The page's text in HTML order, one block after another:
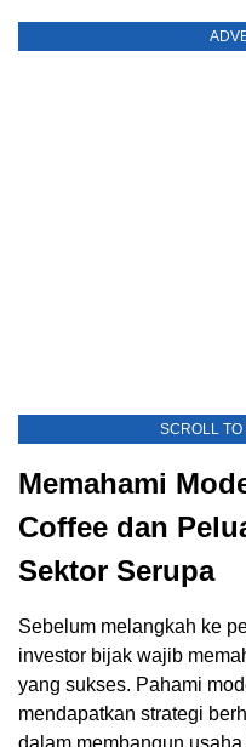
SCROLL
Memahami
Coffee dan
Sektor Serupa
Sebelum melangkah ke
investor bijak wajib
yang sukses. Pahami
mendapatkan strategi